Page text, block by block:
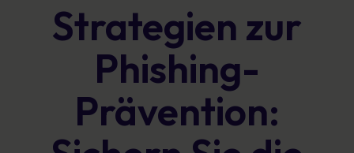
Strategien zur
Phishing-
Prävention: